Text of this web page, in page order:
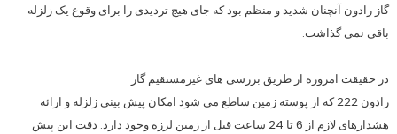
گاز رادون آنچنان شدید و منظم بود که جای هیچ تردیدی را برای وقوع یک زلزله
باقی نمی گذاشت.
در حقیقت امروزه از طریق بررسی های غیرمستقیم گاز
رادون 222 که از پوسته زمین ساطع می شود امکان پیش بینی زلزله و ارائه
هشدارهای لازم از 6 تا 24 ساعت قبل از زمین لرزه وجود دارد. دقت این پیش